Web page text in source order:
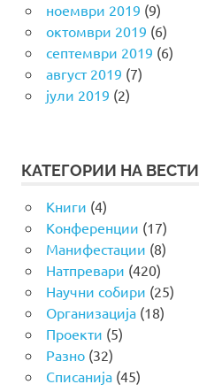
ноември 2019 (9)
октомври 2019 (6)
септември 2019 (6)
август 2019 (7)
јули 2019 (2)
КАТЕГОРИИ НА ВЕСТИ
Книги (4)
Конференции (17)
Манифестации (8)
Натпревари (420)
Научни собири (25)
Организација(18)
Проекти (5)
Разно(32)
Списанија(45)